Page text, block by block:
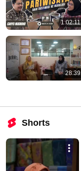
1:02:11
28:39
Shorts